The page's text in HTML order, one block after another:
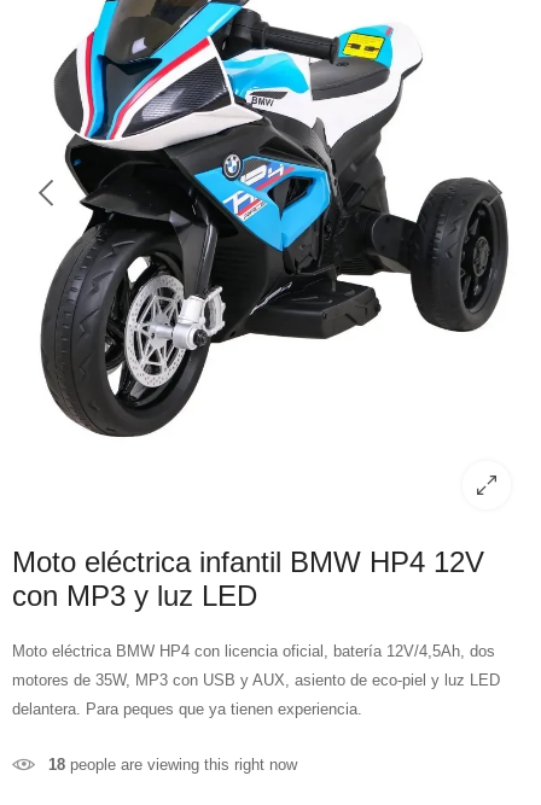
Moto eléctrica infantil BMW HP4 12V
con MP3 y luz LED
Moto eléctrica BMW HP4 con licencia oficial, batería 12V/4,5Ah, dos
motores de 35W, MP3 con USB y AUX, asiento de eco-piel y luz LED
delantera. Para peques que ya tienen experiencia.
18 people are viewing this right now